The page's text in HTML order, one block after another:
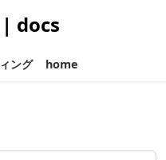
docs
ング home